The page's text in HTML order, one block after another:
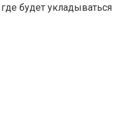
будет укладываться